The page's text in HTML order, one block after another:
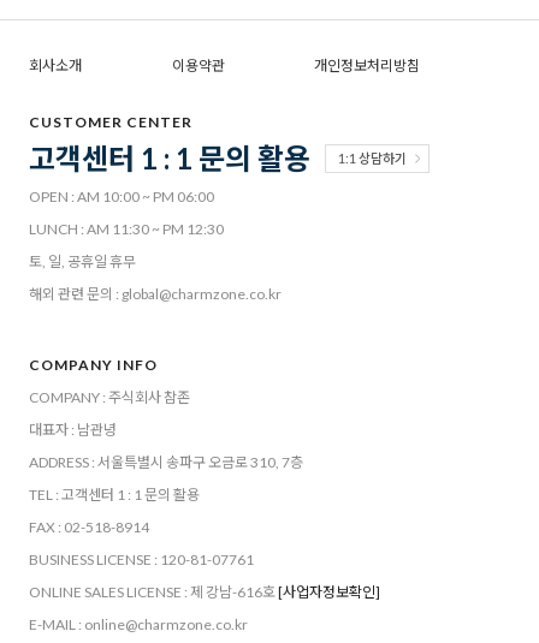
회사소개 이용약관 개인정보처리방침
CUSTOMER CENTER
고객센터 1 : 1 문의 활용 1:1 상담하기
OPEN : AM 10:00 ~ PM 06:00
LUNCH : AM 11:30 ~ PM 12:30
토, 일, 공휴일 휴무
해외 관련 문의 : global@charmzone.co.kr
COMPANY INFO
COMPANY : 주식회사 참존
대표자 : 남관녕
ADDRESS : 서울특별시 송파구 오금로 310, 7층
TEL : 고객센터 1 : 1 문의 활용
FAX : 02-518-8914
BUSINESS LICENSE : 120-81-07761
ONLINE SALES LICENSE : 제 강남-616호[사업자정보확인]
E-MAIL : online@charmzone.co.kr